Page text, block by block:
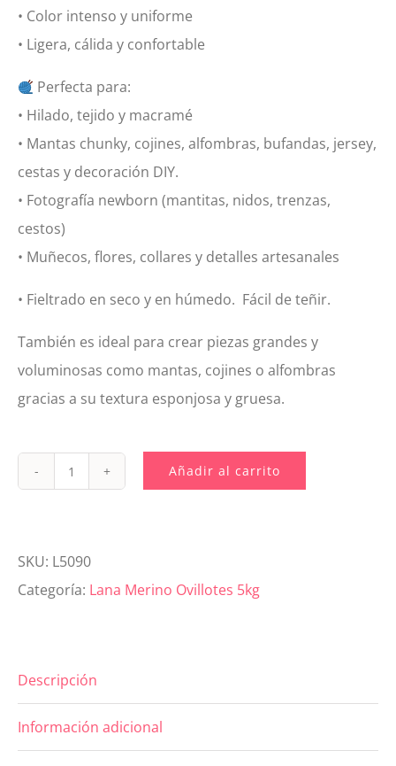
• Color intenso y uniforme
• Ligera, cálida y confortable
Perfecta para:
• Hilado, tejido y macramé
• Mantas chunky, cojines, alfombras, bufandas, jersey,
cestas y decoración DIY.
• Fotografía newborn (mantitas, nidos, trenzas,
cestos)
• Muñecos, flores, collares y detalles artesanales
• Fieltrado en seco y en húmedo. Fácil de teñir.
También es ideal para crear piezas grandes y
voluminosas como mantas, cojines o alfombras
gracias a su textura esponjosa y gruesa.
L5090.
XXL
Magenta
Kg
cantidad
Añadir al carrito
SKU: L5090
Categoría: Lana Merino Ovillotes 5kg
Descripción
Información adicional